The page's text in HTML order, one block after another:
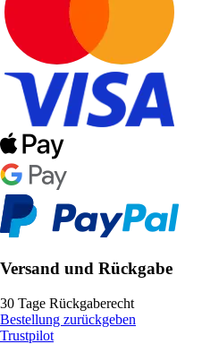
Versand und Rückgabe
30 Tage Rückgaberecht
Bestellung zurückgeben
Trustpilot